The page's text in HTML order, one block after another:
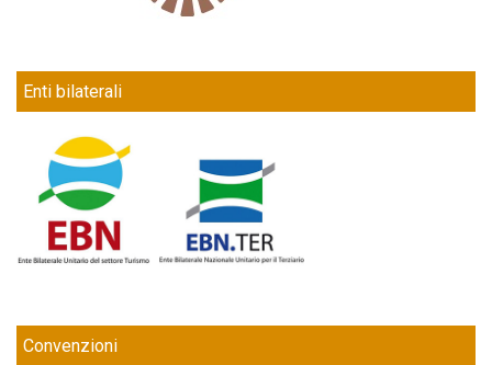
Enti bilaterali
Convenzioni